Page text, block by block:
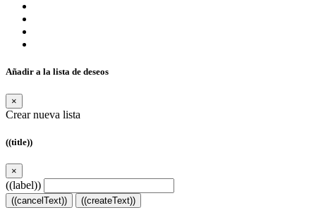
Añadir a la lista de deseos
×
Crear nueva lista
((title))
×
((label))
((cancelText)) ((createText))